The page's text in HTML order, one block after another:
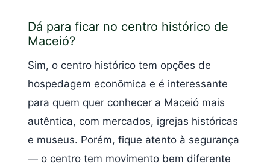
Dá para ficar no centro histórico de
Maceió?
Sim, o centro histórico tem opções de
hospedagem econômica e é interessante
para quem quer conhecer a Maceió mais
autêntica, com mercados, igrejas históricas
e museus. Porém, fique atento à segurança
— o centro tem movimento bem diferente